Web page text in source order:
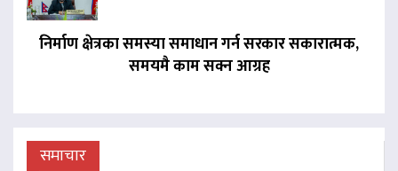
निर्माण क्षेत्रका समस्या समाधान गर्न सरकार सकारात्मक,
समयमै काम सक्न आग्रह
समाचार